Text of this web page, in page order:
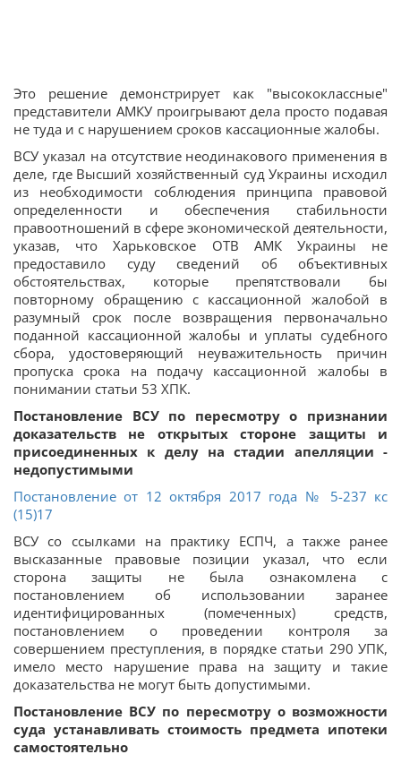
Это решение демонстрирует как "высококлассные"
представители АМКУ проигрывают дела просто подавая
не туда и с нарушением сроков кассационные жалобы.
ВСУ указал на отсутствие неодинакового применения в
деле, где Высший хозяйственный суд Украины исходил
из необходимости соблюдения принципа правовой
определенности и обеспечения стабильности
правоотношений в сфере экономической деятельности,
указав, что Харьковское ОТВ АМК Украины не
предоставило суду сведений об объективных
обстоятельствах, которые препятствовали бы
повторному обращению с кассационной жалобой в
разумный срок после возвращения первоначально
поданной кассационной жалобы и уплаты судебного
сбора, удостоверяющий неуважительность причин
пропуска срока на подачу кассационной жалобы в
понимании статьи 53 ХПК.
Постановление ВСУ по пересмотру о признании
доказательств не открытых стороне защиты и
присоединенных к делу на стадии апелляции -
недопустимыми
Постановление от 12 октября 2017 года № 5-237 кс
(15)17
ВСУ со ссылками на практику ЕСПЧ, а также ранее
высказанные правовые позиции указал, что если
сторона защиты не была ознакомлена с
постановлением об использовании заранее
идентифицированных (помеченных) средств,
постановлением о проведении контроля за
совершением преступления, в порядке статьи 290 УПК,
имело место нарушение права на защиту и такие
доказательства не могут быть допустимыми.
Постановление ВСУ по пересмотру о возможности
суда устанавливать стоимость предмета ипотеки
самостоятельно